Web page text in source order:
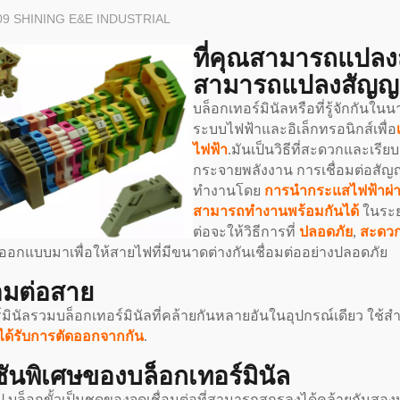
SHINING E&E INDUSTRIAL
ที่คุณสามารถแปล
สามารถแปลงสัญ
บล็อกเทอร์มินัลหรือที่รู้จักกันในน
ระบบไฟฟ้าและอิเล็กทรอนิกส์เพื่อ
ไฟฟ้า.มันเป็นวิธีที่สะดวกและเรีย
กระจายพลังงาน การเชื่อมต่อสั
ทำงานโดย การนำกระแสไฟฟ้าผ่
สามารถทำงานพร้อมกันได้ ในร
ต่อจะให้วิธีการที่ ปลอดภัย, สะดว
อกแบบมาเพื่อให้สายไฟที่มีขนาดต่างกันเชื่อมต่ออย่างปลอดภัย
ต่อสาย
มินัลรวมบล็อกเทอร์มินัลที่คล้ายกันหลายอันในอุปกรณ์เดียว ใช้
ด้รับการตัดออกจากกัน.
พิเศษของบล็อกเทอร์มินัล